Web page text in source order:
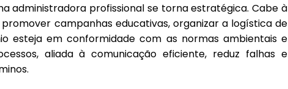
administradora profissional se torna estratégica. Cabe à
campanhas educativas, organizar a logística de
esteja em conformidade com as normas ambientais e
aliada à comunicação eficiente, reduz falhas e